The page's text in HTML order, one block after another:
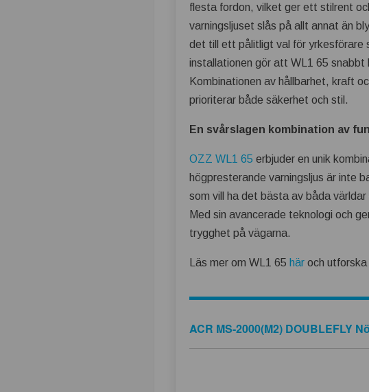
flesta fordon, vilket ger ett stilrent
varningsljuset slås på allt annat än
det till ett pålitligt val för yrkesförare
installationen gör att WL1 65
Kombinationen av hållbarhet, kraft
prioriterar både säkerhet och stil.
En svårslagen kombination av
OZZ WL1 65 erbjuder en unik
högpresterande varningsljus är inte
som vill ha det bästa av båda
Med sin avancerade teknologi och
trygghet på vägarna.
Läs mer om WL1 65 här och
ACR MS-2000(M2) DOUBLEFLY